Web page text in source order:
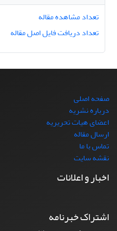
تعداد مشاهده مقاله
تعداد دریافت فایل اصل مقاله
صفحه اصلی
درباره نشریه
اعضای هیات تحریریه
ارسال مقاله
تماس با ما
نقشه سایت
اخبار و اعلانات
اشتراک خبرنامه